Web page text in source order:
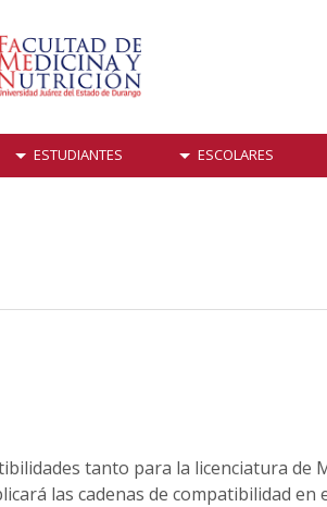
ESTUDIANTES ESCOLARES
tanto para la licenciatura de
las cadenas de compatibilidad en